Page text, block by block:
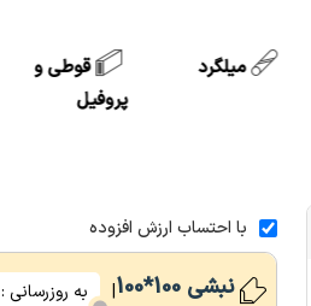
میلگرد
قوطی و
پروفیل
با احتساب ارزش افزوده
نبشی 100*100
| به روزرسانی :